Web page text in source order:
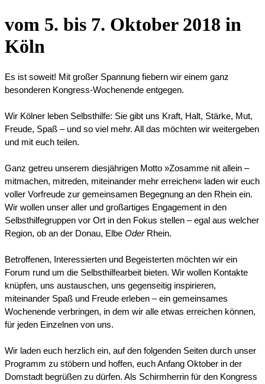
vom 5. bis 7. Oktober 2018 in
Köln
Es ist soweit! Mit großer Spannung fiebern wir einem ganz
besonderen Kongress-Wochenende entgegen.
Wir Kölner leben Selbsthilfe: Sie gibt uns Kraft, Halt, Stärke, Mut,
Freude, Spaß – und so viel mehr. All das möchten wir weitergeben
und mit euch teilen.
Ganz getreu unserem diesjährigen Motto »Zosamme nit allein –
mitmachen, mitreden, miteinander mehr erreichen« laden wir euch
voller Vorfreude zur gemeinsamen Begegnung an den Rhein ein.
Wir wollen unser aller und großartiges Engagement in den
Selbsthilfegruppen vor Ort in den Fokus stellen – egal aus welcher
Region, ob an der Donau, Elbe Oder Rhein.
Betroffenen, Interessierten und Begeisterten möchten wir ein
Forum rund um die Selbsthilfearbeit bieten. Wir wollen Kontakte
knüpfen, uns austauschen, uns gegenseitig inspirieren,
miteinander Spaß und Freude erleben – ein gemeinsames
Wochenende verbringen, in dem wir alle etwas erreichen können,
für jeden Einzelnen von uns.
Wir laden euch herzlich ein, auf den folgenden Seiten durch unser
Programm zu stöbern und hoffen, euch Anfang Oktober in der
Domstadt begrüßen zu dürfen. Als Schirmherrin für den Kongress